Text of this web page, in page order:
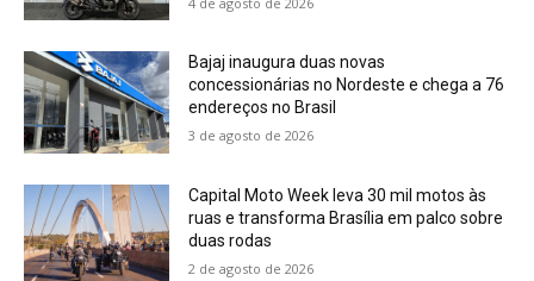
Bajaj inaugura duas novas
concessionárias no Nordeste e chega a 76
endereços no Brasil
3 de agosto de 2026
Capital Moto Week leva 30 mil motos às
ruas e transforma Brasília em palco sobre
duas rodas
2 de agosto de 2026